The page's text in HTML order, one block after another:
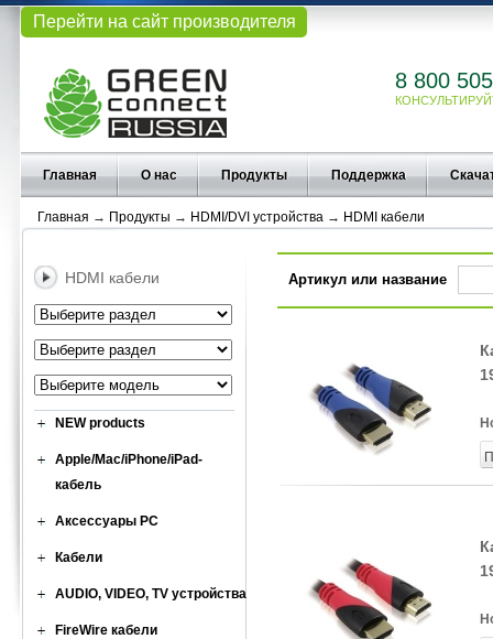
Перейти на сайт производителя
8 800
Главная О нас Продукты Поддержка
Главная → Продукты → HDMI/DVI устройства → HDMI кабели
HDMI кабели
NEW products
Apple/Mac/iPhone/iPad-
кабель
Аксессуары PC
Кабели
AUDIO, VIDEO, TV устройства
FireWire кабели
Артикул или название